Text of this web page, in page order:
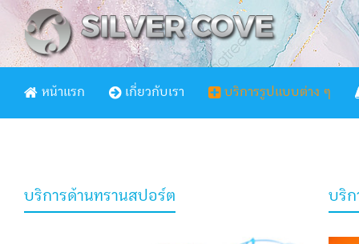
หน้าแรก เกี่ยวกับเรา บริการรูปแบบต่าง ๆ
บริการด้านทรานสปอร์ต บริก